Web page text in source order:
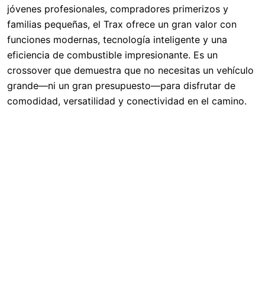
jóvenes profesionales, compradores primerizos y
familias pequeñas, el Trax ofrece un gran valor con
funciones modernas, tecnología inteligente y una
eficiencia de combustible impresionante. Es un
crossover que demuestra que no necesitas un vehículo
grande—ni un gran presupuesto—para disfrutar de
comodidad, versatilidad y conectividad en el camino.